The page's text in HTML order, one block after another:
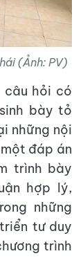
(Ảnh: PV)
câu hỏi có
bày tỏ
những nội
đáp án
trình bày
hợp lý,
những
tư duy
trình